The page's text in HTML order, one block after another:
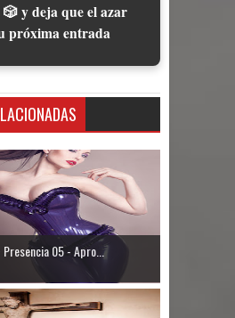
🎲 y deja que el azar
próxima entrada
05 - Apro...